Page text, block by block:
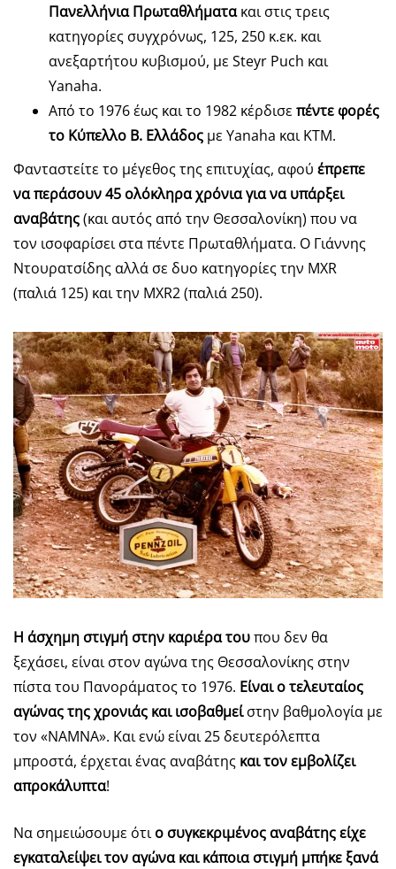
Πανελλήνια Πρωταθλήματακαι στις τρεις
κατηγορίες συγχρόνως, 125, 250 κ.εκ. και
ανεξαρτήτου κυβισμού, με Steyr Puch και
Yanaha.
Από το 1976 έως και το 1982 κέρδισε πέντε φορές
το Κύπελλο Β. Ελλάδος με Yanaha και KTM.
Φανταστείτε το μέγεθος της επιτυχίας, αφού έπρεπε
να περάσουν 45 ολόκληρα χρόνια για να υπάρξει
αναβάτης(και αυτός από την Θεσσαλονίκη) που να
τον ισοφαρίσει στα πέντε Πρωταθλήματα. Ο Γιάννης
Ντουρατσίδης αλλά σε δυο κατηγορίες την MXR
(παλιά 125) και την MXR2 (παλιά 250).
Η άσχημη στιγμή στην καριέρα τουπου δεν θα
ξεχάσει, είναι στον αγώνα της Θεσσαλονίκης στην
πίστα του Πανοράματος το 1976. Είναι ο τελευταίος
αγώνας της χρονιάς και ισοβαθμείστην βαθμολογία με
τον «ΝΑΜΝΑ». Και ενώ είναι 25 δευτερόλεπτα
μπροστά, έρχεται ένας αναβάτης και τον εμβολίζει
απροκάλυπτα!
Να σημειώσουμε ότιο συγκεκριμένος αναβάτης είχε
εγκαταλείψει τον αγώνα και κάποια στιγμή μπήκε ξανά